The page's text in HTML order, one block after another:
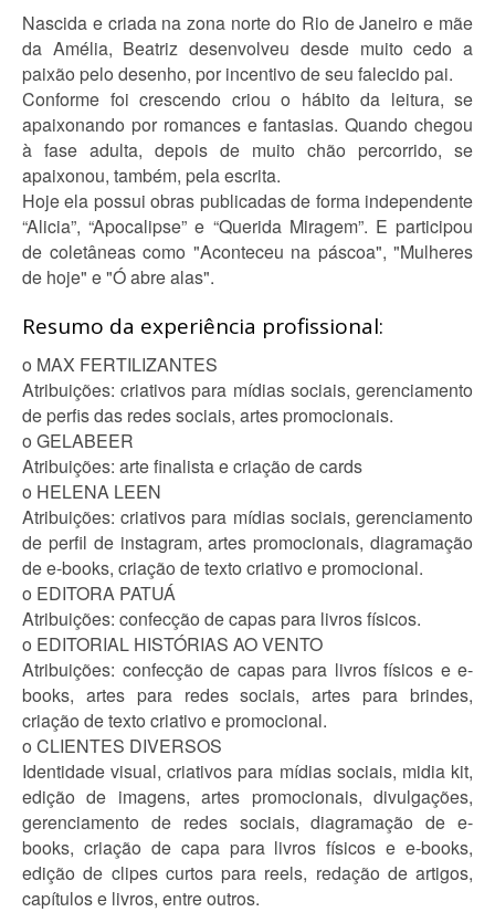
Nascida e criada na zona norte do Rio de Janeiro e mãe
da Amélia, Beatriz desenvolveu desde muito cedo a
paixão pelo desenho, por incentivo de seu falecido pai.
Conforme foi crescendo criou o hábito da leitura, se
apaixonando por romances e fantasias. Quando chegou
à fase adulta, depois de muito chão percorrido, se
apaixonou, também, pela escrita.
Hoje ela possui obras publicadas de forma independente
“Alicia”, “Apocalipse” e “Querida Miragem”. E participou
de coletâneas como "Aconteceu na páscoa", "Mulheres
de hoje" e "Ó abre alas".
Resumo da experiência profissional:
o MAX FERTILIZANTES
Atribuições: criativos para mídias sociais, gerenciamento
de perfis das redes sociais, artes promocionais.
o GELABEER
Atribuições: arte finalista e criação de cards
o HELENA LEEN
Atribuições: criativos para mídias sociais, gerenciamento
de perfil de instagram, artes promocionais, diagramação
de e-books, criação de texto criativo e promocional.
o EDITORA PATUÁ
Atribuições: confecção de capas para livros físicos.
o EDITORIAL HISTÓRIAS AO VENTO
Atribuições: confecção de capas para livros físicos e e-
books, artes para redes sociais, artes para brindes,
criação de texto criativo e promocional.
o CLIENTES DIVERSOS
Identidade visual, criativos para mídias sociais, midia kit,
edição de imagens, artes promocionais, divulgações,
gerenciamento de redes sociais, diagramação de e-
books, criação de capa para livros físicos e e-books,
edição de clipes curtos para reels, redação de artigos,
capítulos e livros, entre outros.